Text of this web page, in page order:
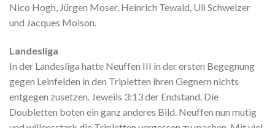
Nico Hogh, Jürgen Moser, Heinrich Tewald, Uli Schweizer
und Jacques Moison.
Landesliga
In der Landesliga hatte Neuffen III in der ersten Begegnung
gegen Leinfelden in den Tripletten ihren Gegnern nichts
entgegen zusetzen. Jeweils 3:13 der Endstand. Die
Doubletten boten ein ganz anderes Bild. Neuffen nun mutig